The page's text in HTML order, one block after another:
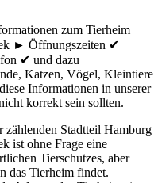
zum Tierheim
► Öffnungszeiten ✔
✔ und dazu
Katzen, Vögel, Kleintiere
Informationen in unserer
korrekt sein sollten.
Stadtteil Hamburg
ist ohne Frage eine
Tierschutzes, aber
das Tierheim findet.